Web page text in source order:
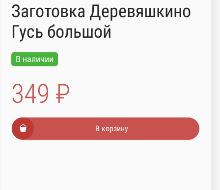
Заготовка Деревяшкино
Гусь большой
В наличии
349 ₽
В корзину